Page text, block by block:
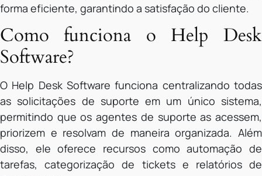
forma eficiente, garantindo a satisfação do cliente.
Como funciona o Help Desk
Software?
O Help Desk Software funciona centralizando todas
as solicitações de suporte em um único sistema,
permitindo que os agentes de suporte as acessem,
priorizem e resolvam de maneira organizada. Além
disso, ele oferece recursos como automação de
tarefas, categorização de tickets e relatórios de